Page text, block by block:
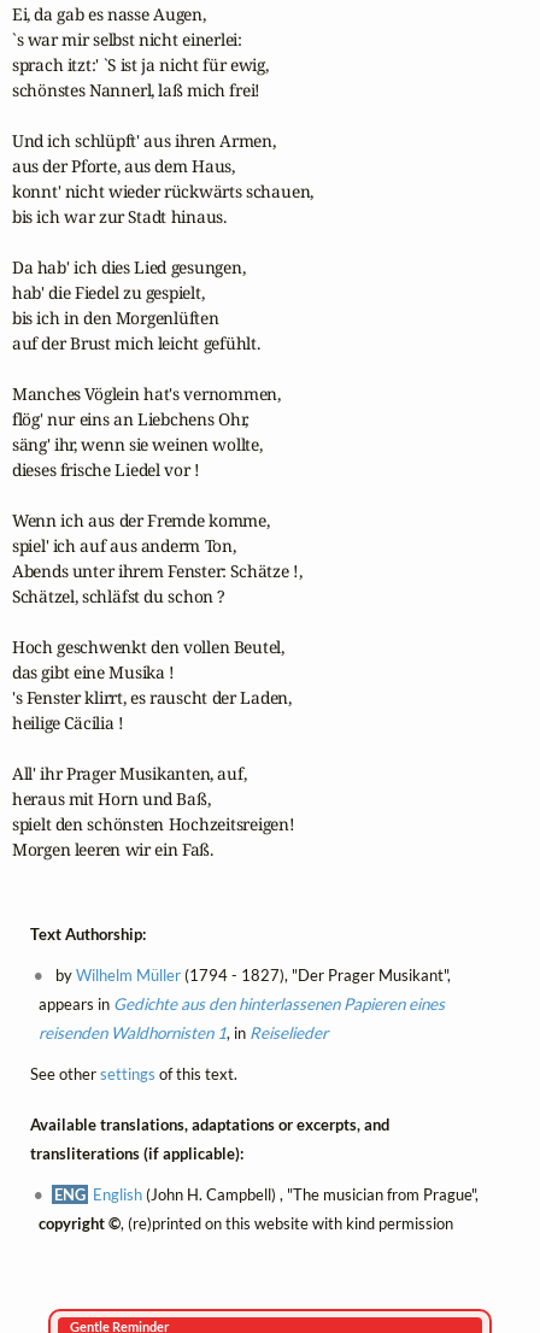
Ei, da gab es nasse Augen,
`s war mir selbst nicht einerlei:
sprach itzt:' `S ist ja nicht für ewig,
schönstes Nannerl, laß mich frei!
Und ich schlüpft' aus ihren Armen,
aus der Pforte, aus dem Haus,
konnt' nicht wieder rückwärts schauen,
bis ich war zur Stadt hinaus.
Da hab' ich dies Lied gesungen,
hab' die Fiedel zu gespielt,
bis ich in den Morgenlüften
auf der Brust mich leicht gefühlt.
Manches Vöglein hat's vernommen,
flög' nur eins an Liebchens Ohr,
säng' ihr, wenn sie weinen wollte,
dieses frische Liedel vor !
Wenn ich aus der Fremde komme,
spiel' ich auf aus anderm Ton,
Abends unter ihrem Fenster: Schätze !,
Schätzel, schläfst du schon ?
Hoch geschwenkt den vollen Beutel,
das gibt eine Musika !
's Fenster klirrt, es rauscht der Laden,
heilige Cäcilia !
All' ihr Prager Musikanten, auf,
heraus mit Horn und Baß,
spielt den schönsten Hochzeitsreigen!
Morgen leeren wir ein Faß.
Text Authorship:
byWilhelm Müller(1794 - 1827), "Der Prager Musikant",
appears in Gedichte aus den hinterlassenen Papieren eines
reisenden Waldhornisten 1, in Reiselieder
See othersettings of this text.
Available translations, adaptations or excerpts, and
transliterations (if applicable):
ENG English(John H. Campbell) , "The musician from Prague",
copyright ©, (re)printed on this website with kind permission
Gentle Reminder